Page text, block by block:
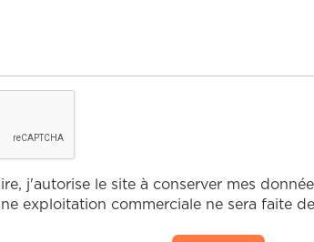
j'autorise le site à conserver mes
exploitation commerciale ne sera faite